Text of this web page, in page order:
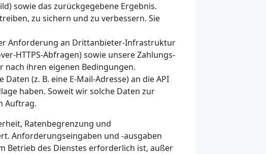
sowie das zurückgegebene Ergebnis.
zu sichern und zu verbessern. Sie
Anforderung an Drittanbieter-Infrastruktur
HTTPS-Abfragen) sowie unsere Zahlungs-
nach ihren eigenen Bedingungen.
(z. B. eine E-Mail-Adresse) an die API
haben. Soweit wir solche Daten zur
Auftrag.
Ratenbegrenzung und
Anforderungseingaben und -ausgaben
Betrieb des Dienstes erforderlich ist, außer